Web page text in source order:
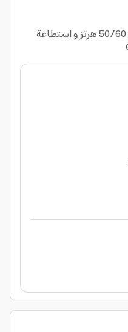
التيار المتردد: 220-240 فولت ، 50/60 هرتز و استطاعة